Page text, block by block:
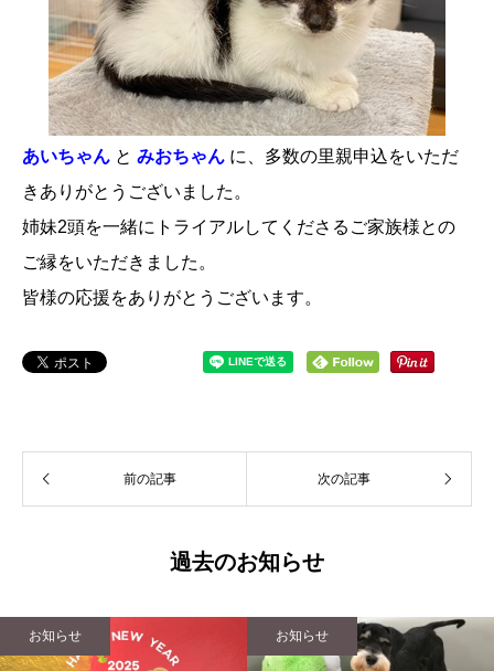
あいちゃん と みおちゃん に、多数の里親申込をいただ
きありがとうございました。
姉妹2頭を一緒にトライアルしてくださるご家族様との
ご縁をいただきました。
皆様の応援をありがとうございます。
前の記事 次の記事
過去のお知らせ
お知らせ お知らせ